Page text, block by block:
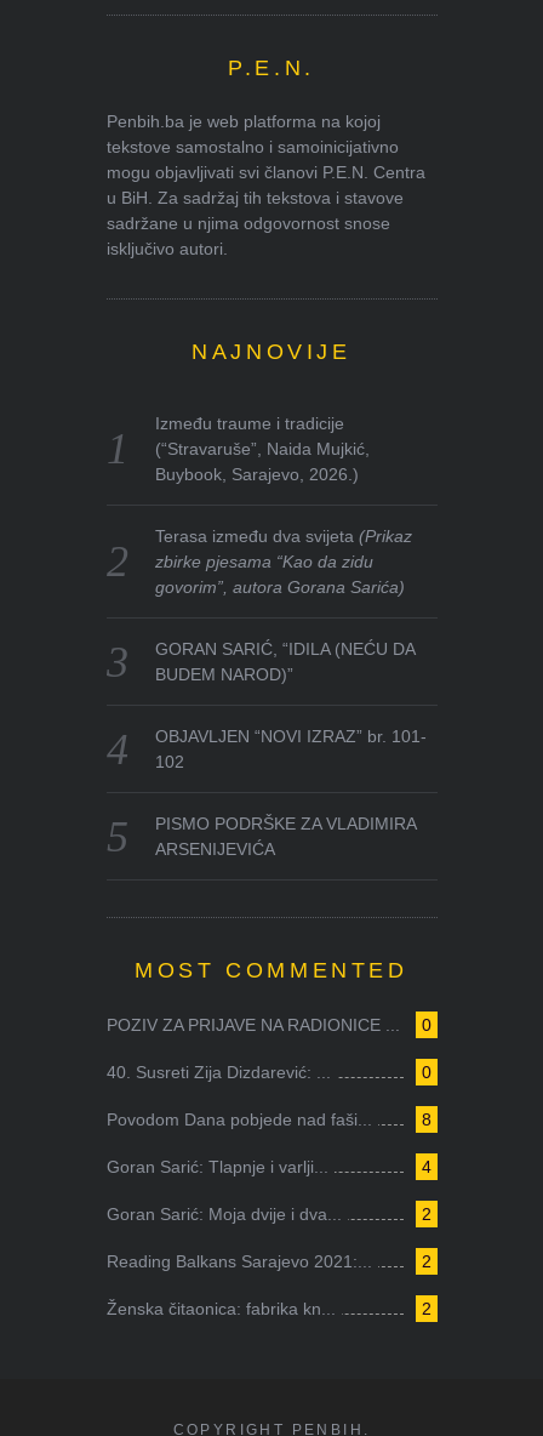
P.E.N.
Penbih.ba je web platforma na kojoj
tekstove samostalno i samoinicijativno
mogu objavljivati svi članovi P.E.N. Centra
u BiH. Za sadržaj tih tekstova i stavove
sadržane u njima odgovornost snose
isključivo autori.
NAJNOVIJE
Između traume i tradicije
(“Stravaruše”, Naida Mujkić,
Buybook, Sarajevo, 2026.)
Terasa između dva svijeta(Prikaz
zbirke pjesama “Kao da zidu
govorim”, autora Gorana Sarića)
GORAN SARIĆ, “IDILA (NEĆU DA
BUDEM NAROD)”
OBJAVLJEN “NOVI IZRAZ” br. 101-
102
PISMO PODRŠKE ZA VLADIMIRA
ARSENIJEVIĆA
MOST COMMENTED
0
POZIV ZA PRIJAVE NA RADIONICE ...
0
40. Susreti Zija Dizdarević: ...
8
Povodom Dana pobjede nad faši...
4
Goran Sarić: Tlapnje i varlji...
2
Goran Sarić: Moja dvije i dva...
2
Reading Balkans Sarajevo 2021:...
2
Ženska čitaonica: fabrika kn...
COPYRIGHT PENBIH.